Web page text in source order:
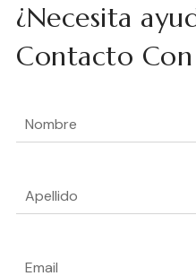
¿Necesita
Contacto
Nombre(Obligatorio)
Apellido(Obligatorio)
Email(Obligatorio)